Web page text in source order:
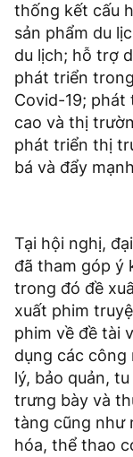
thống kết cấu
sản phẩm du
du lịch; hỗ trợ
phát triển
Covid-19; phát
cao và thị
phát triển thị
bá và đẩy
Tại hội nghị,
đã tham góp ý
trong đó đề
xuất phim
phim về đề tài
dụng các
lý, bảo quản,
trưng bày và
tàng cũng như
hóa, thể thao